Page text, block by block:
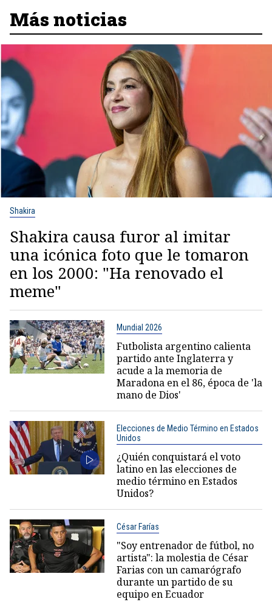
Más noticias
Shakira
Shakira causa furor al imitar
una icónica foto que le tomaron
en los 2000: "Ha renovado el
meme"
Mundial 2026
Futbolista argentino calienta
partido ante Inglaterra y
acude a la memoria de
Maradona en el 86, época de 'la
mano de Dios'
Elecciones de Medio Término en Estados
Unidos
¿Quién conquistará el voto
latino en las elecciones de
medio término en Estados
Unidos?
César Farías
"Soy entrenador de fútbol, no
artista": la molestia de César
Farias con un camarógrafo
durante un partido de su
equipo en Ecuador